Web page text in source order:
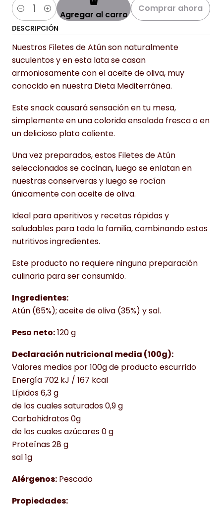
Cantidad Agregar al carro
Comprar ahora
DESCRIPCIÓN
Nuestros Filetes de Atún son naturalmente
suculentos y en esta lata se casan
armoniosamente con el aceite de oliva, muy
conocido en nuestra Dieta Mediterránea.
Este snack causará sensación en tu mesa,
simplemente en una colorida ensalada fresca o en
un delicioso plato caliente.
Una vez preparados, estos Filetes de Atún
seleccionados se cocinan, luego se enlatan en
nuestras conserveras y luego se rocían
únicamente con aceite de oliva.
Ideal para aperitivos y recetas rápidas y
saludables para toda la familia, combinando estos
nutritivos ingredientes.
Este producto no requiere ninguna preparación
culinaria para ser consumido.
Ingredientes:
Atún (65%); aceite de oliva (35%) y sal.
Peso neto:120 g
Declaración nutricional media (100g):
Valores medios por 100g de producto escurrido
Energía 702 kJ / 167 kcal
Lípidos 6,3 g
de los cuales saturados 0,9 g
Carbohidratos 0g
de los cuales azúcares 0 g
Proteínas 28 g
sal 1g
Alérgenos: Pescado
Propiedades: